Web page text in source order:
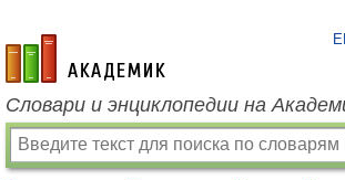
academic.ru
Словари и энциклопедии на